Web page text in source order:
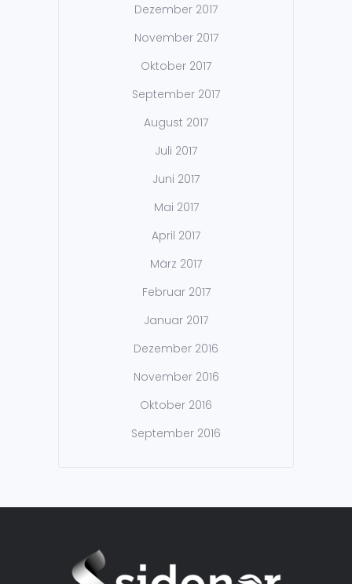
Dezember 2017
November 2017
Oktober 2017
September 2017
August 2017
Juli 2017
Juni 2017
Mai 2017
April 2017
März 2017
Februar 2017
Januar 2017
Dezember 2016
November 2016
Oktober 2016
September 2016